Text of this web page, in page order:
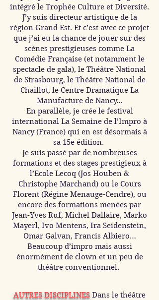
intégré le Trophée Culture et Diversité.
J’y suis directeur artistique de la
région Grand Est. Et c’est avec ce projet
que j’ai eu la chance de jouer sur des
scènes prestigieuses comme La
Comédie Française (et notamment le
spectacle de gala), le Théâtre National
de Strasbourg, le Théâtre National de
Chaillot, le Centre Dramatique La
Manufacture de Nancy…
En parallèle, je crée le festival
international La Semaine de l’Impro à
Nancy (France) qui en est désormais à
sa 15e édition.
Je suis passé par de nombreuses
formations et des stages prestigieux à
l’Ecole Lecoq (Jos Houben &
Christophe Marchand) ou le Cours
Florent (Régine Menauge-Cendre), ou
encore des formations menées par
Jean-Yves Ruf, Michel Dallaire, Marko
Mayerl, Ivo Mentens, Ira Seidenstein,
Omar Galvan, Francis Albiero…
Beaucoup d’impro mais aussi
énormément de clown et un peu de
théâtre conventionnel.
AUTRES DISCIPLINESDans le théâtre